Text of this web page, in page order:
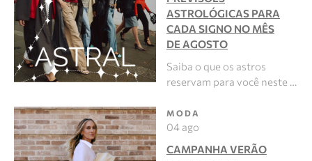
ASTROLÓGICAS PARA
CADA SIGNO NO MÊS
DE AGOSTO
Saiba o que os astros
reservam para você neste …
MODA
04 ago
CAMPANHA VERÃO